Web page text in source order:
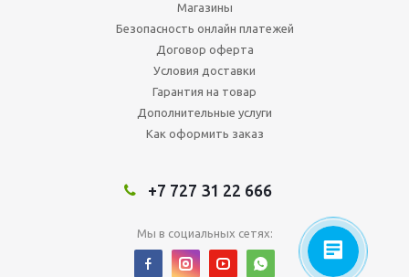
Магазины
Безопасность онлайн платежей
Договор оферта
Условия доставки
Гарантия на товар
Дополнительные услуги
Как оформить заказ
+7 727 31 22 666
Мы в социальных сетях: